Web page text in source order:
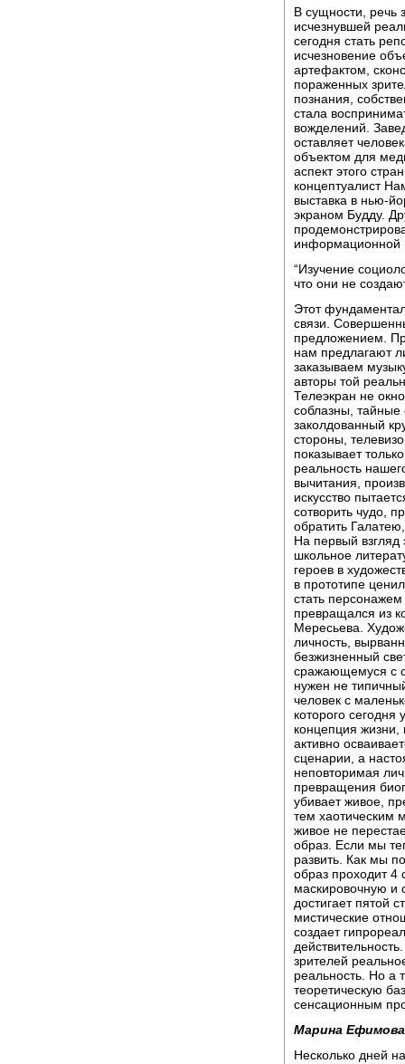
В сущности, речь
исчезнувшей
сегодня стать
исчезновение
артефактом,
пораженных
познания,
стала
вожделений.
оставляет
объектом для
аспект этого
концептуалист
выставка в нью-
экраном Будду.
информационной
“Изучение
что они не
Этот
связи.
предложением.
нам предлагают
заказываем
авторы той
Телеэкран не
соблазны, тайные
заколдованный
стороны,
показывает
реальность
вычитания,
искусство
сотворить чудо,
обратить
На первый взгляд
школьное
героев в
в прототипе
стать
превращался из
Мересьева.
личность,
безжизненный
сражающемуся с
нужен не
человек с
которого сегодня
концепция жизни,
активно
сценарии, а
неповторимая
превращения
убивает живое,
тем хаотическим
живое не
образ. Если мы
развить. Как мы
образ проходит 4
маскировочную и
достигает пятой
мистические
создает
зрителей
реальность. Но а
теоретическую
сенсационным
Марина
Несколько дней